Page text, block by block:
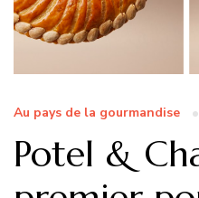
Au pays de la gourmandise
Potel &